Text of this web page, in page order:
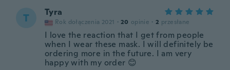
T Tyra
Rok dołączenia 2021 · 20 opinie · 2 przesłane
I love the reaction that I get from people
when I wear these mask. I will definitely be
ordering more in the future. I am very
happy with my order 😊